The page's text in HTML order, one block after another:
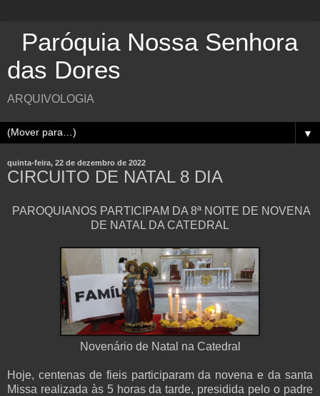
Paróquia Nossa Senhora
das Dores
ARQUIVOLOGIA
▼
quinta-feira, 22 de dezembro de 2022
CIRCUITO DE NATAL 8 DIA
PAROQUIANOS PARTICIPAM DA 8ª NOITE DE NOVENA
DE NATAL DA CATEDRAL
Novenário de Natal na Catedral
Hoje, centenas de fieis participaram da novena e da santa
Missa realizada às 5 horas da tarde, presidida pelo o padre